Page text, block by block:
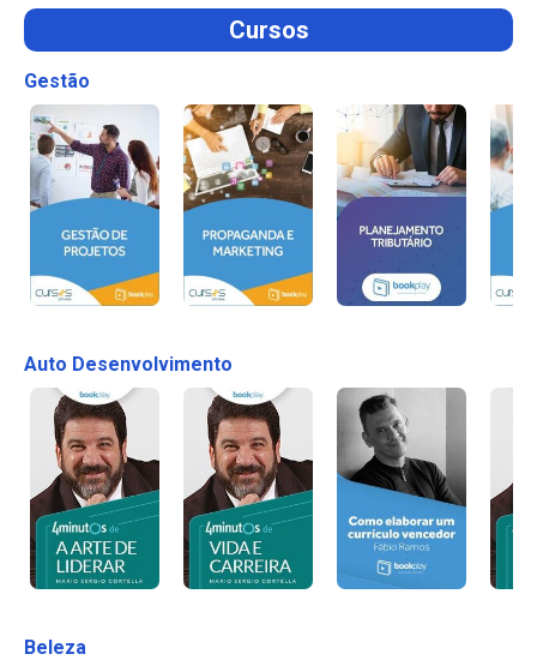
Cursos
Gestão
Auto Desenvolvimento
Beleza